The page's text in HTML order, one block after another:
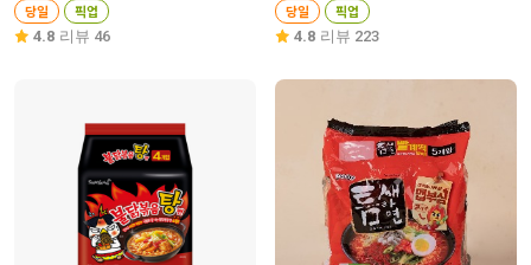
당일 픽업
4.8 리뷰 46
당일 픽업
4.8 리뷰 223